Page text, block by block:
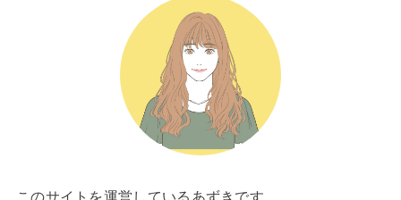
このサイトを運営しているあずきです。